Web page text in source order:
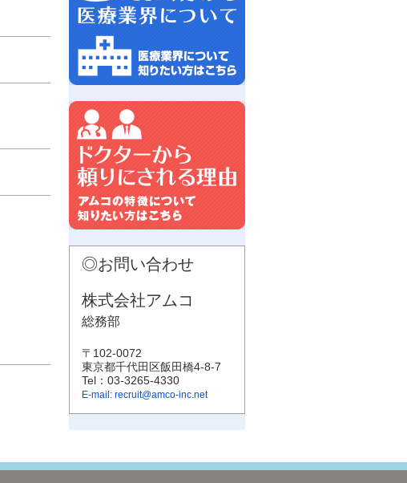
お問い合わせ
株式会社アムコ
総務部
〒102-0072
東京都千代田区飯田橋4-8-7
Tel：03-3265-4330
E-mail: recruit@amco-inc.net